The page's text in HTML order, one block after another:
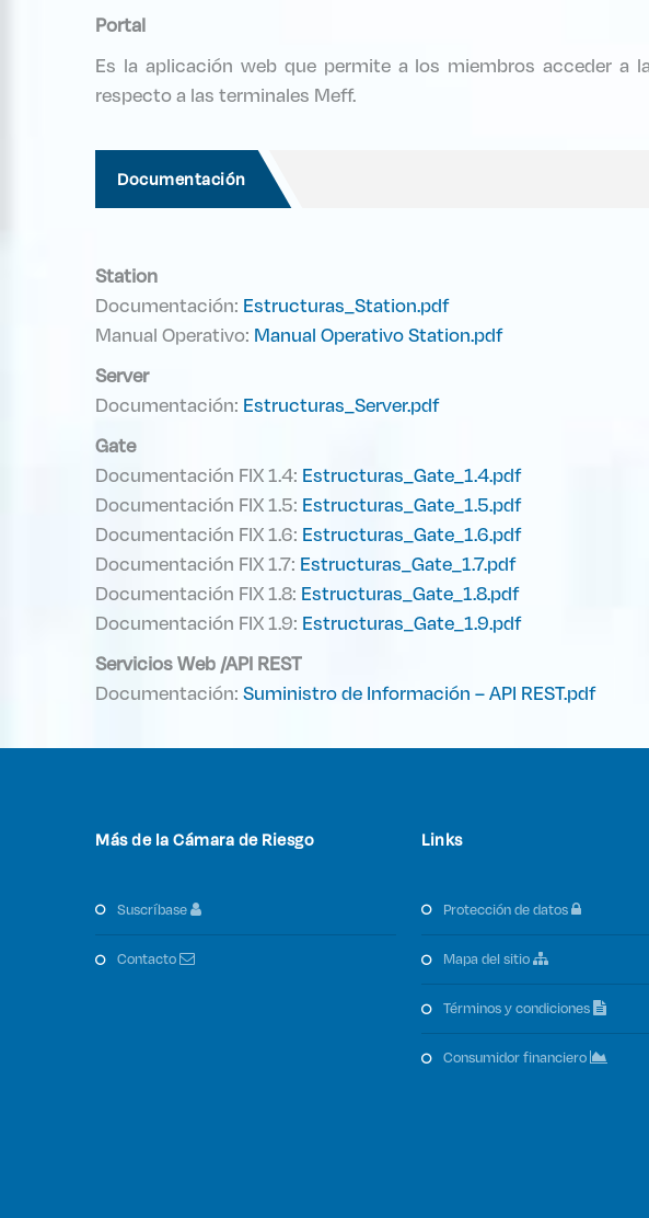
Portal
Es la aplicación web que permite a los miembros acceder a
respecto a las terminales Meff.
Documentación
Station
Documentación: Estructuras_Station.pdf
Manual Operativo: Manual Operativo Station.pdf
Server
Documentación: Estructuras_Server.pdf
Gate
Documentación FIX 1.4: Estructuras_Gate_1.4.pdf
Documentación FIX 1.5: Estructuras_Gate_1.5.pdf
Documentación FIX 1.6: Estructuras_Gate_1.6.pdf
Documentación FIX 1.7: Estructuras_Gate_1.7.pdf
Documentación FIX 1.8: Estructuras_Gate_1.8.pdf
Documentación FIX 1.9: Estructuras_Gate_1.9.pdf
Servicios Web /API REST
Documentación: Suministro de Información – API REST.pdf
Más de la Cámara de Riesgo
suscríbase
contacto
Links
protección de datos
mapa del sitio
términos y condiciones
consumidor financiero